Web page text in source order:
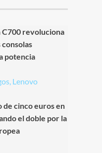
C700 revoluciona
consolas
potencia
Lenovo
de cinco euros en
el doble por la